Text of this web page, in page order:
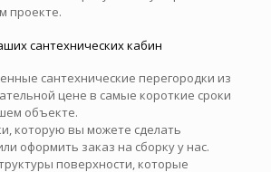
проекте.
сантехнических кабин
сантехнические перегородки из
цене в самые короткие сроки
объекте.
которую вы можете сделать
оформить заказ на сборку у нас.
поверхности, которые